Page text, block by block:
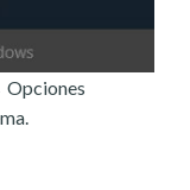
Opciones